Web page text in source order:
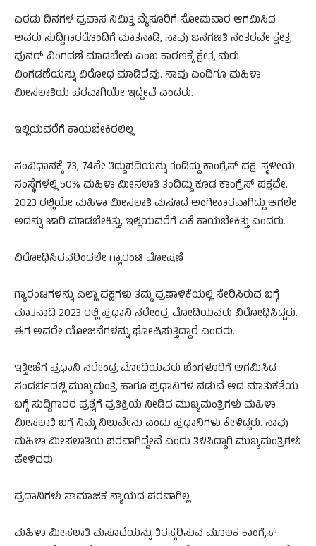
ಎರಡು ದಿನಗಳ ಪ್ರವಾಸ ನಿಮಿತ್ತ ಮೈಸೂರಿಗೆ ಸೋಮವಾರ ಆಗಮಿಸಿದ
ಅವರು ಸುದ್ದಿಗಾರರೊಂದಿಗೆ ಮಾತನಾಡಿ, ನಾವು ಜನಗಣತಿ ನಂತರವೇ ಕ್ಷೇತ್ರ
ಪುನರ್ ವಿಂಗಡಣೆ ಮಾಡಬೇಕು ಎಂಬ ಕಾರಣಕ್ಕೆ ಕ್ಷೇತ್ರ ಮರು
ವಿಂಗಡಣೆಯನ್ನು ವಿರೋಧ ಮಾಡಿದೆವು. ನಾವು ಎಂದಿಗೂ ಮಹಿಳಾ
ಮೀಸಲಾತಿಯ ಪರವಾಗಿಯೇ ಇದ್ದೇವೆ ಎಂದರು.
ಇಲ್ಲಿಯವರೆಗೆ ಕಾಯಬೇಕಿರಲಿಲ್ಲ
ಸಂವಿಧಾನಕ್ಕೆ 73, 74ನೇ ತಿದ್ದುಪಡಿಯನ್ನು ತಂದಿದ್ದು ಕಾಂಗ್ರೆಸ್ ಪಕ್ಷ. ಸ್ಥಳೀಯ
ಸಂಸ್ಥೆಗಳಲ್ಲಿ 50% ಮಹಿಳಾ ಮೀಸಲಾತಿ ತಂದಿದ್ದು ಕೂಡ ಕಾಂಗ್ರೆಸ್ ಪಕ್ಷವೇ.
2023 ರಲ್ಲಿಯೇ ಮಹಿಳಾ ಮೀಸಲಾತಿ ಮಸೂದೆ ಅಂಗೀಕಾರವಾಗಿದ್ದು ಆಗಲೇ
ಅದನ್ನು ಜಾರಿ ಮಾಡಬೇಕಿತ್ತು, ಇಲ್ಲಿಯವರೆಗೆ ಏಕೆ ಕಾಯಬೇಕಿತ್ತು ಎಂದರು.
ವಿರೋಧಿಸಿದವರಿಂದಲೇ ಗ್ಯಾರಂಟಿ ಘೋಷಣೆ
ಗ್ಯಾರಂಟಿಗಳನ್ನು ಎಲ್ಲಾ ಪಕ್ಷಗಳು ತಮ್ಮ ಪ್ರಣಾಳಿಕೆಯಲ್ಲಿ ಸೇರಿಸಿರುವ ಬಗ್ಗೆ
ಮಾತನಾಡಿ 2023 ರಲ್ಲಿ ಪ್ರಧಾನಿ ನರೇಂದ್ರ ಮೋದಿಯವರು ವಿರೋಧಿಸಿದ್ದರು.
ಈಗ ಅವರೇ ಯೋಜನೆಗಳನ್ನು ಘೋಷಿಸುತ್ತಿದ್ದಾರೆ ಎಂದರು.
ಇತ್ತೀಚೆಗೆ ಪ್ರಧಾನಿ ನರೇಂದ್ರ ಮೋದಿಯವರು ಬೆಂಗಳೂರಿಗೆ ಆಗಮಿಸಿದ
ಸಂದರ್ಭದಲ್ಲಿ ಮುಖ್ಯಮಂತ್ರಿ ಹಾಗೂ ಪ್ರಧಾನಿಗಳ ನಡುವೆ ಆದ ಮಾತುಕತೆಯ
ಬಗ್ಗೆ ಸುದ್ದಿಗಾರರ ಪ್ರಶ್ನೆಗೆ ಪ್ರತಿಕ್ರಿಯೆ ನೀಡಿದ ಮುಖ್ಯಮಂತ್ರಿಗಳು ಮಹಿಳಾ
ಮೀಸಲಾತಿ ಬಗ್ಗೆ ನಿಮ್ಮ ನಿಲುವೇನು ಎಂದು ಪ್ರಧಾನಿಗಳು ಕೇಳಿದ್ದರು. ನಾವು
ಮಹಿಳಾ ಮೀಸಲಾತಿಯ ಪರವಾಗಿದ್ದೇವೆ ಎಂದು ತಿಳಿಸಿದ್ದಾಗಿ ಮುಖ್ಯಮಂತ್ರಿಗಳು
ಹೇಳಿದರು.
ಪ್ರಧಾನಿಗಳು ಸಾಮಾಜಿಕ ನ್ಯಾಯದ ಪರವಾಗಿಲ್ಲ
ಮಹಿಳಾ ಮೀಸಲಾತಿ ಮಸೂದೆಯನ್ನು ತಿರಸ್ಕರಿಸುವ ಮೂಲಕ ಕಾಂಗ್ರೆಸ್